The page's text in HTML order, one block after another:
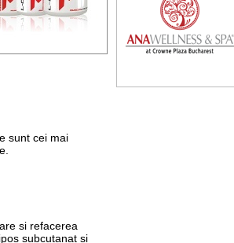
sunt cei mai
si refacerea
subcutanat si